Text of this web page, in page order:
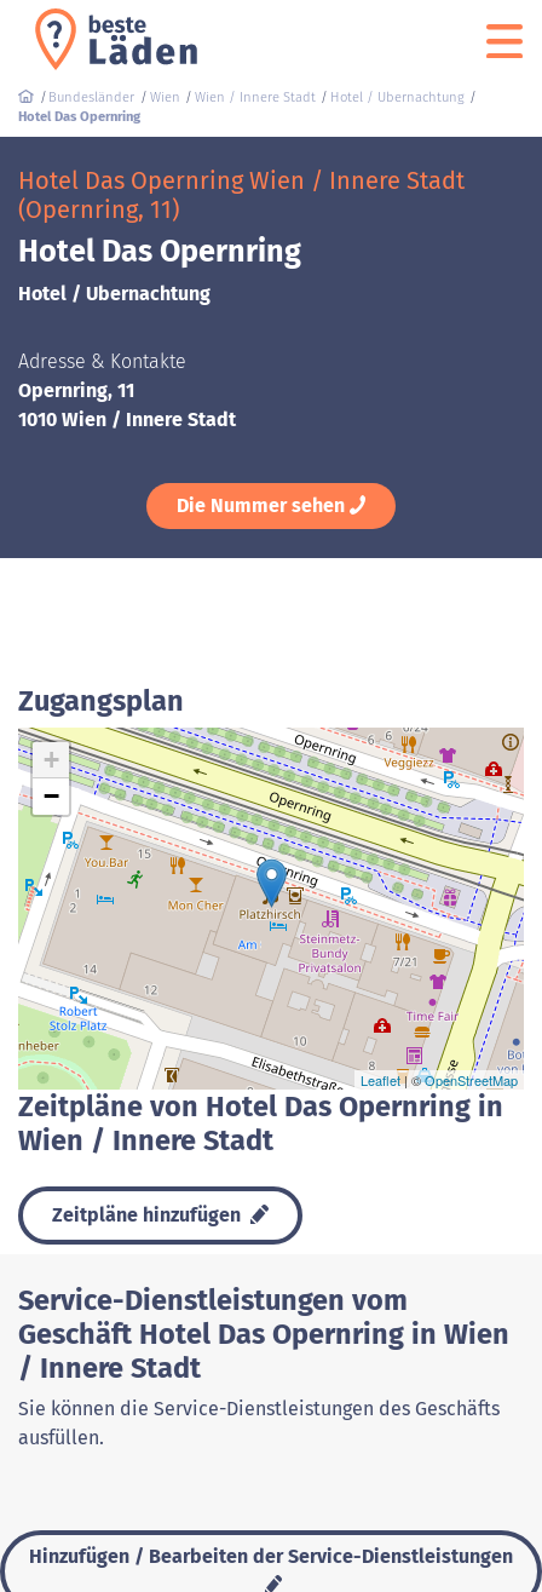
Bundesländer Wien Wien / Innere Stadt
Hotel / Ubernachtung
Hotel Das Opernring
Hotel Das Opernring Wien / Innere Stadt
(Opernring, 11)
Hotel Das Opernring
Hotel / Ubernachtung
Adresse & Kontakte
Opernring, 11
1010 Wien / Innere Stadt
Die Nummer sehen
Zugangsplan
+
−
Leaflet| ©OpenStreetMap
Zeitpläne von Hotel Das Opernring in
Wien / Innere Stadt
Zeitpläne hinzufügen
Service-Dienstleistungen vom
Geschäft Hotel Das Opernring in Wien
/ Innere Stadt
Sie können die Service-Dienstleistungen des Geschäfts
ausfüllen.
Hinzufügen / Bearbeiten der Service-Dienstleistungen